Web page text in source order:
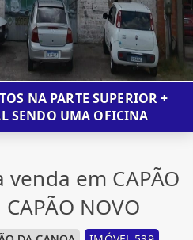
NA PARTE SUPERIOR +
SENDO UMA OFICINA
em CAPÃO
NOVO